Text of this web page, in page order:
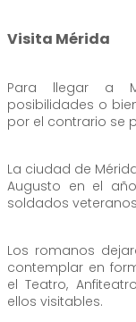
Visita Mérida
Para llegar a
posibilidades o
por el contrario se
La ciudad de
Augusto en el
soldados
Los romanos
contemplar en
el Teatro,
ellos visitables.